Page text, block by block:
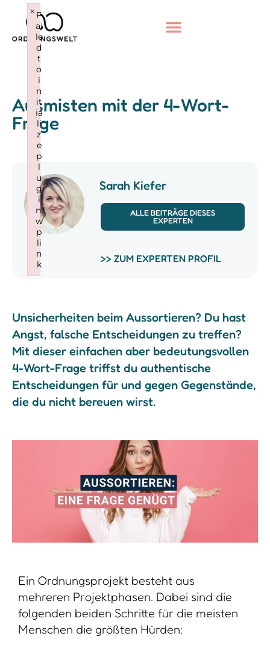
Ausmisten mit der 4-Wort-
Frage
Sarah Kiefer
ALLE BEITRÄGE DIESES
EXPERTEN
>> ZUM EXPERTEN PROFIL
Unsicherheiten beim Aussortieren? Du hast
Angst, falsche Entscheidungen zu treffen?
Mit dieser einfachen aber bedeutungsvollen
4-Wort-Frage triffst du authentische
Entscheidungen für und gegen Gegenstände,
die du nicht bereuen wirst.
Ein Ordnungsprojekt besteht aus
mehreren Projektphasen. Dabei sind die
folgenden beiden Schritte für die meisten
Menschen die größten Hürden:
F
ai
le
d
t
o
i
n
it
ia
li
z
e
p
l
u
g
i
n:
w
p
li
n
k
×
Failed to initialize plugin: wplink